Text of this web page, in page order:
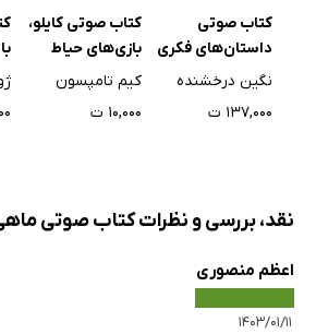
کتاب صوتی
داستان‌های فکری
برای کودکان ایرانی -
نگین درخشنده
۱۳۷,۰۰۰ ت
کتاب صوتی کایلو،
بازی‌های حیاط
پشتی
کیم تامپسون
۱۰,۰۰۰ ت
نقد، بررسی و نظرات کتاب صوتی
اعظم منصوری
۱۴۰۳/۰۱/۱۱